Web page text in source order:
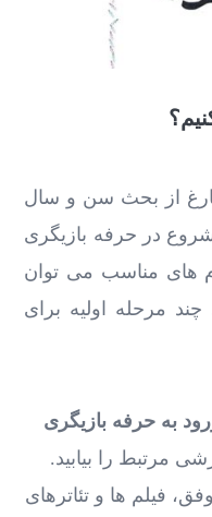
از بحث سن و سال
در حرفه بازیگری
‌های مناسب می ‌توان
مرحله اولیه برای
به حرفه بازیگری
مرتبط را بیابید.
فیلم‌ ها و تئاترهای